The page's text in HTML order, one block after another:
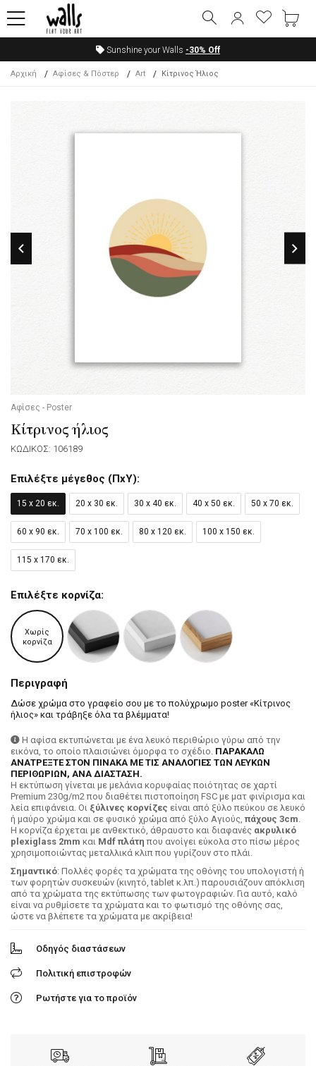
Sunshine your Walls -30% Off
Αρχική Αφίσες & Πόστερ Art Κίτρινος Ήλιος
Αφίσες - Poster
Κίτρινος ήλιος
ΚΩΔΙΚΟΣ: 106189
Επιλέξτε μέγεθος (ΠxΥ):
15 x 20 εκ. 20 x 30 εκ. 30 x 40 εκ. 40 x 50 εκ. 50 x 70 εκ.
60 x 90 εκ. 70 x 100 εκ. 80 x 120 εκ. 100 x 150 εκ.
115 x 170 εκ.
Επιλέξτε κορνίζα:
Χωρίς
κορνίζα
Περιγραφή
Δώσε χρώμα στο γραφείο σου με το πολύχρωμο poster «Κίτρινος
ήλιος» και τράβηξε όλα τα βλέμματα!
Η αφίσα εκτυπώνεται με ένα λευκό περιθώριο γύρω από την
εικόνα, το οποίο πλαισιώνει όμορφα το σχέδιο. ΠΑΡΑΚΑΛΩ
ΑΝΑΤΡΕΞΤΕ ΣΤΟΝ ΠΙΝΑΚΑ ΜΕ ΤΙΣ ΑΝΑΛΟΓΙΕΣ ΤΩΝ ΛΕΥΚΩΝ
ΠΕΡΙΘΩΡΙΩΝ, ΑΝΑ ΔΙΑΣΤΑΣΗ.
H εκτύπωση γίνεται με μελάνια κορυφαίας ποιότητας σε χαρτί
Premium 230g/m2 που διαθέτει πιστοποίηση FSC με ματ φινίρισμα και
λεία επιφάνεια. Οι ξύλινες κορνίζες είναι από ξύλο πεύκου σε λευκό
ή μαύρο χρώμα και σε φυσικό χρώμα από ξύλο Αγιούς, πάχους 3cm.
Η κορνίζα έρχεται με ανθεκτικό, άθραυστο και διαφανές ακρυλικό
plexiglass 2mm και Mdf πλάτη που ανοίγει εύκολα στο πίσω μέρος
χρησιμοποιώντας μεταλλικά κλιπ που γυρίζουν στο πλάι.
Σημαντικό: Πολλές φορές τα χρώματα της οθόνης του υπολογιστή ή
των φορητών συσκευών (κινητό, tablet κ.λπ.) παρουσιάζουν απόκλιση
από τα χρώματα της εκτύπωσης των φωτογραφιών. Για αυτό, καλό
είναι να ρυθμίσετε τα χρώματα και το φωτισμό της οθόνης σας,
ώστε να βλέπετε τα χρώματα με ακρίβεια!
Οδηγός διαστάσεων
Πολιτική επιστροφών
Ρωτήστε για το προϊόν